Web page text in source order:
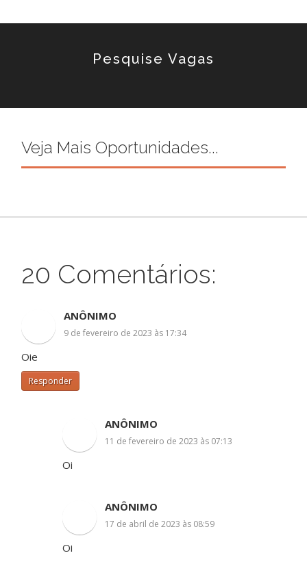
Pesquise Vagas
Veja Mais Oportunidades...
20 Comentários:
ANÔNIMO
9 de fevereiro de 2023 às 17:34
Oie
Responder
ANÔNIMO
11 de fevereiro de 2023 às 07:13
Oi
ANÔNIMO
17 de abril de 2023 às 08:59
Oi